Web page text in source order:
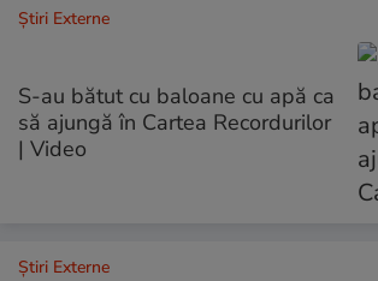
Știri Externe
S-au bătut cu baloane cu apă ca
să ajungă în Cartea Recordurilor
| Video
Știri Externe